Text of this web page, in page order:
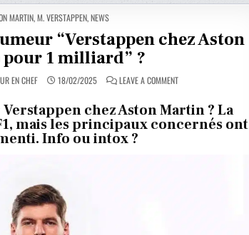
MARTIN,M. VERSTAPPEN,NEWS
“Verstappen chez Aston
1 milliard” ?
EN CHEF 18/02/2025 LEAVE A COMMENTON
AVEZ-
CRU
À
LA
RUMEUR
chez Aston Martin ? La
mais les principaux concernés ont
Info ou intox ?